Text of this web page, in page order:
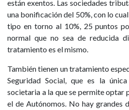
están exentos. Las sociedades
una bonificación del 50%, con lo
tipo en torno al 10%, 25 puntos
normal que no sea de reducida
tratamiento es el mismo.
También tienen un tratamiento
Seguridad Social, que es la
societaria a la que se permite optar
el de Autónomos. No hay grandes